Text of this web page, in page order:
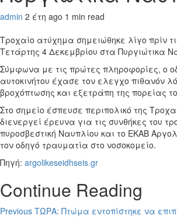
admin 2 έτη ago 1 min read
Τροχαίο ατύχημα σημειώθηκε λίγο πρίν
Τετάρτης 4 Δεκεμβρίου στα Πυργιώτικα
Σύμφωνα με τις πρώτες πληροφορίες, ο
αυτοκινήτου έχασε τον ελεγχο πιθανόν
βροχόπτωσης και εξετράπη της πορείας
Στο σημείο έσπευσε περιπολικό της
διενεργεί έρευνα για τις συνθήκες του
πυροσβεστική Ναυπλίου και το ΕΚΑΒ
τον οδηγό τραυματία στο νοσοκομείο.
Πηγή: argolikeseidhseis.gr
Continue Reading
Previous ΤΩΡΑ: Πτώμα εντοπίστηκε να